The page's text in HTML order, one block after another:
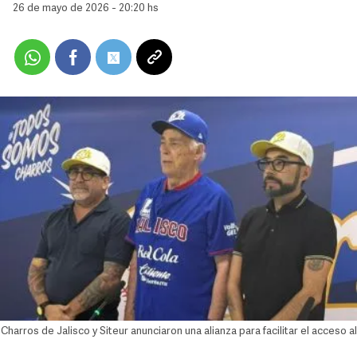
26 de mayo de 2026 - 20:20 hs
Charros de Jalisco y Siteur anunciaron una alianza para facilitar el acceso al